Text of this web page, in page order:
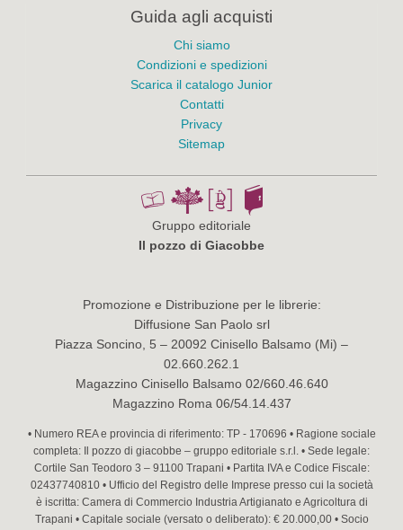
Guida agli acquisti
Chi siamo
Condizioni e spedizioni
Scarica il catalogo Junior
Contatti
Privacy
Sitemap
Gruppo editoriale
Il pozzo di Giacobbe
Promozione e Distribuzione per le librerie:
Diffusione San Paolo srl
Piazza Soncino, 5 – 20092 Cinisello Balsamo (Mi) –
02.660.262.1
Magazzino Cinisello Balsamo 02/660.46.640
Magazzino Roma 06/54.14.437
• Numero REA e provincia di riferimento: TP - 170696 • Ragione sociale
completa: Il pozzo di giacobbe – gruppo editoriale s.r.l. • Sede legale:
Cortile San Teodoro 3 – 91100 Trapani • Partita IVA e Codice Fiscale:
02437740810 • Ufficio del Registro delle Imprese presso cui la società
è iscritta: Camera di Commercio Industria Artigianato e Agricoltura di
Trapani • Capitale sociale (versato o deliberato): € 20.000,00 • Socio